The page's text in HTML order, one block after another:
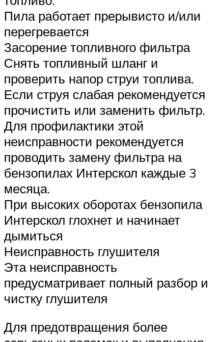
Пила работает прерывисто и/или
перегревается
Засорение топливного фильтра
Снять топливный шланг и
проверить напор струи топлива.
Если струя слабая рекомендуется
прочистить или заменить фильтр.
Для профилактики этой
неисправности рекомендуется
проводить замену фильтра на
бензопилах Интерскол каждые 3
месяца.
При высоких оборотах бензопила
Интерскол глохнет и начинает
дымиться
Неисправность глушителя
Эта неисправность
предусматривает полный разбор и
чистку глушителя
Для предотвращения более